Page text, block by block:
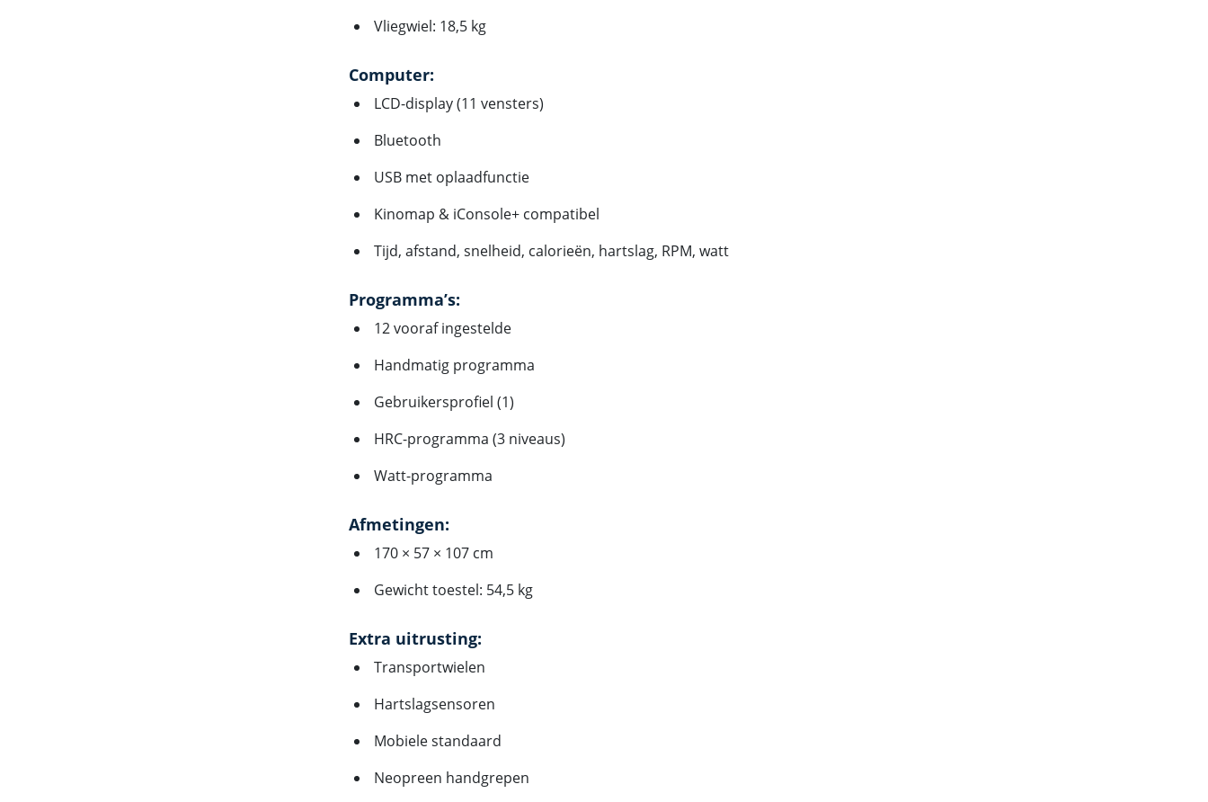
Vliegwiel: 18,5 kg
Computer:
LCD-display (11 vensters)
Bluetooth
USB met oplaadfunctie
Kinomap & iConsole+ compatibel
Tijd, afstand, snelheid, calorieën, hartslag, RPM, watt
Programma’s:
12 vooraf ingestelde
Handmatig programma
Gebruikersprofiel (1)
HRC-programma (3 niveaus)
Watt-programma
Afmetingen:
170 × 57 × 107 cm
Gewicht toestel: 54,5 kg
Extra uitrusting:
Transportwielen
Hartslagsensoren
Mobiele standaard
Neopreen handgrepen